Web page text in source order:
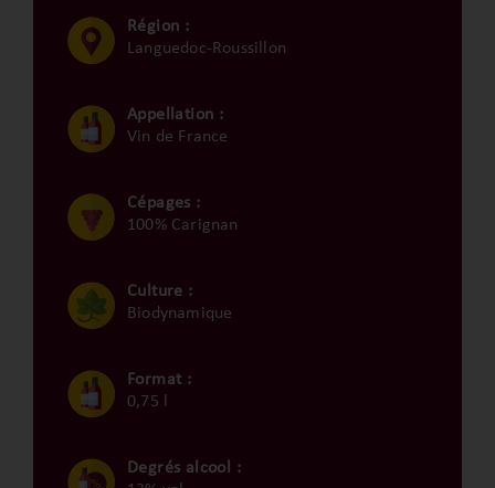
Région :
Languedoc-Roussillon
Appellation :
Vin de France
Cépages :
100% Carignan
Culture :
Biodynamique
Format :
0,75 l
Degrés alcool :